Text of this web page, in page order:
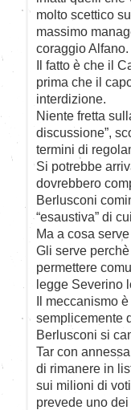
molto scettico
massimo
coraggio Alfano.
Il fatto è che il
prima che il
interdizione.
Niente fretta
discussione”,
termini di
Si potrebbe
dovrebbero
Berlusconi
“esaustiva” di
Ma a cosa
Gli serve
permettere
legge Severino
Il meccanismo
semplicemente
Berlusconi si
Tar con
di rimanere in
sui milioni di
prevede uno